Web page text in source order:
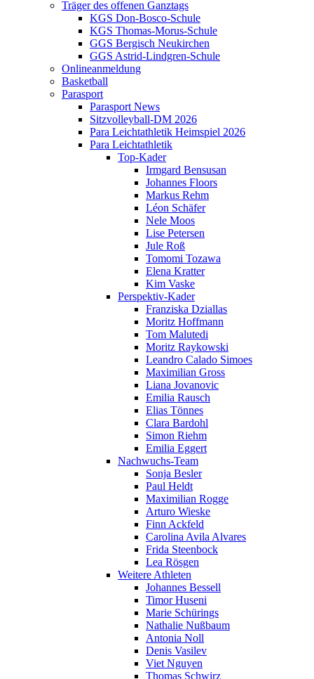
Träger des offenen Ganztags
KGS Don-Bosco-Schule
KGS Thomas-Morus-Schule
GGS Bergisch Neukirchen
GGS Astrid-Lindgren-Schule
Onlineanmeldung
Basketball
Parasport
Parasport News
Sitzvolleyball-DM 2026
Para Leichtathletik Heimspiel 2026
Para Leichtathletik
Top-Kader
Irmgard Bensusan
Johannes Floors
Markus Rehm
Léon Schäfer
Nele Moos
Lise Petersen
Jule Roß
Tomomi Tozawa
Elena Kratter
Kim Vaske
Perspektiv-Kader
Franziska Dziallas
Moritz Hoffmann
Tom Malutedi
Moritz Raykowski
Leandro Calado Simoes
Maximilian Gross
Liana Jovanovic
Emilia Rausch
Elias Tönnes
Clara Bardohl
Simon Riehm
Emilia Eggert
Nachwuchs-Team
Sonja Besler
Paul Heldt
Maximilian Rogge
Arturo Wieske
Finn Ackfeld
Carolina Avila Alvares
Frida Steenbock
Lea Rösgen
Weitere Athleten
Johannes Bessell
Timor Huseni
Marie Schürings
Nathalie Nußbaum
Antonia Noll
Denis Vasilev
Viet Nguyen
Thomas Schwirz